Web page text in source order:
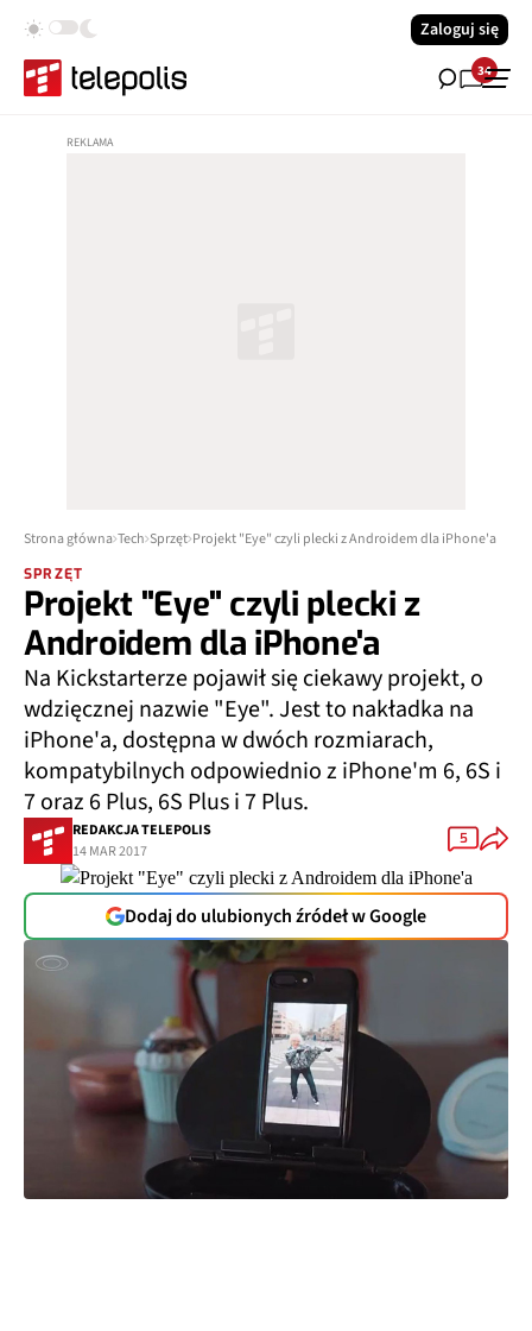
Zaloguj się
34
Strona główna Tech Sprzęt Projekt "Eye" czyli plecki z Androidem dla iPhone'a
SPRZĘT
Projekt "Eye" czyli plecki z
Androidem dla iPhone'a
Na Kickstarterze pojawił się ciekawy projekt, o
wdzięcznej nazwie "Eye". Jest to nakładka na
iPhone'a, dostępna w dwóch rozmiarach,
kompatybilnych odpowiednio z iPhone'm 6, 6S i
7 oraz 6 Plus, 6S Plus i 7 Plus.
REDAKCJA TELEPOLIS
14 MAR 2017
5
Dodaj do ulubionych źródeł w Google